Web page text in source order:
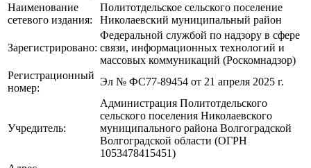
Наименование
сетевого издания:
Политотдельское сельского поселение
Николаевский муниципальный район
Зарегистрировано:
Федеральной службой по надзору в сфере
связи, информационных технологий и
массовых коммуникаций (Роскомнадзор)
Регистрационный
номер:
Эл № ФС77-89454 от 21 апреля 2025 г.
Учредитель:
Администрация Политотдельского
сельского поселения Николаевского
муниципального района Волгоградской
Волгоградской области (ОГРН
1053478415451)